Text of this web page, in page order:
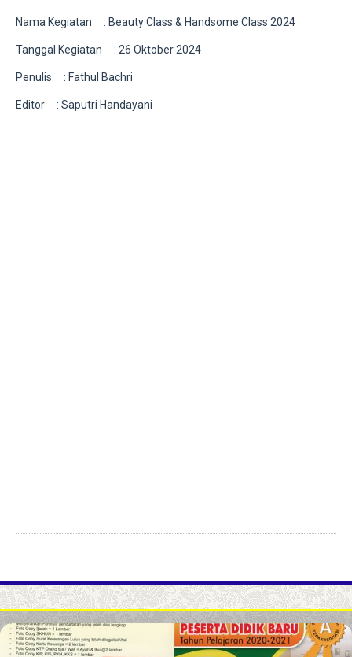
Nama Kegiatan : Beauty Class & Handsome Class 2024
Tanggal Kegiatan : 26 Oktober 2024
Penulis : Fathul Bachri
Editor : Saputri Handayani